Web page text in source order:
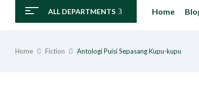
ALL DEPARTMENTS Home
Home Fiction Antologi Puisi Sepasang Kupu-kupu